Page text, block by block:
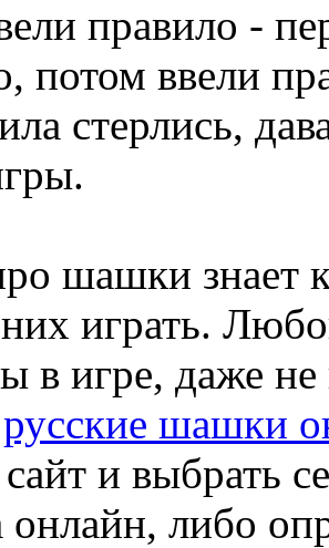
правило -
потом ввели
стерлись,
шашки знает
играть.
в игре, даже
русские шашки
и выбрать
онлайн, либо